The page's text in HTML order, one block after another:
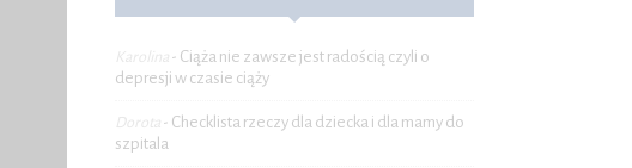
Karolina - Ciąża nie zawsze jest radością czyli o
depresji w czasie ciąży
Dorota - Checklista rzeczy dla dziecka i dla mamy do
szpitala